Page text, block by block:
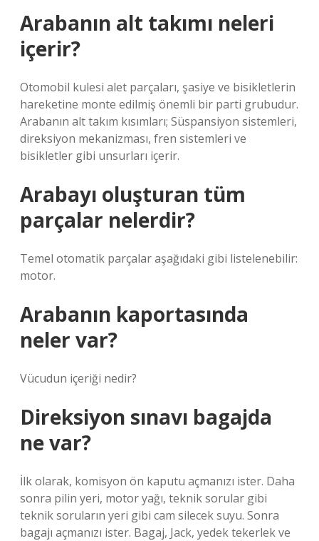
Arabanın alt takımı neleri
içerir?
Otomobil kulesi alet parçaları, şasiye ve bisikletlerin
hareketine monte edilmiş önemli bir parti grubudur.
Arabanın alt takım kısımları; Süspansiyon sistemleri,
direksiyon mekanizması, fren sistemleri ve
bisikletler gibi unsurları içerir.
Arabayı oluşturan tüm
parçalar nelerdir?
Temel otomatik parçalar aşağıdaki gibi listelenebilir:
motor.
Arabanın kaportasında
neler var?
Vücudun içeriği nedir?
Direksiyon sınavı bagajda
ne var?
İlk olarak, komisyon ön kaputu açmanızı ister. Daha
sonra pilin yeri, motor yağı, teknik sorular gibi
teknik soruların yeri gibi cam silecek suyu. Sonra
bagajı açmanızı ister. Bagaj, Jack, yedek tekerlek ve